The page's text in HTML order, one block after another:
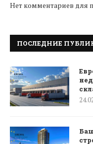
Нет комментариев для
ПОСЛЕДНИЕ